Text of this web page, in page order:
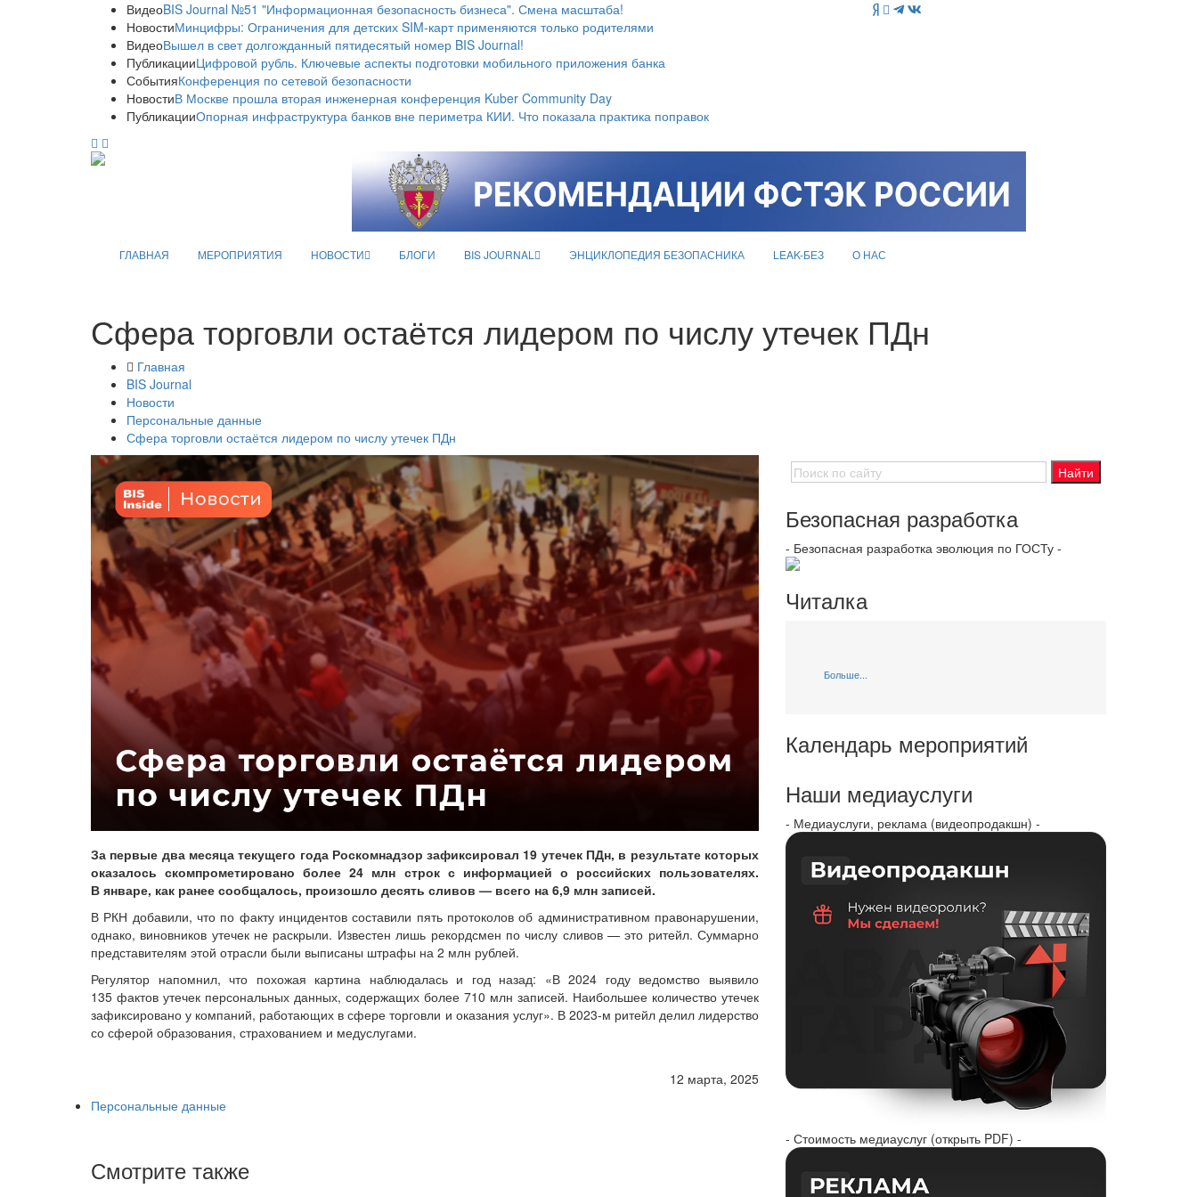
ВидеоBIS Journal №51 "Информационная безопасность бизнеса". Смена масштаба!
НовостиМинцифры: Ограничения для детских SIM-карт применяются только родителями
ВидеоВышел в свет долгожданный пятидесятый номер BIS Journal!
ПубликацииЦифровой рубль. Ключевые аспекты подготовки мобильного приложения банка
СобытияКонференция по сетевой безопасности
НовостиВ Москве прошла вторая инженерная конференция Kuber Community Day
ПубликацииОпорная инфраструктура банков вне периметра КИИ. Что показала практика поправок
ГЛАВНАЯ МЕРОПРИЯТИЯ НОВОСТИ БЛОГИ BIS JOURNAL ЭНЦИКЛОПЕДИЯ БЕЗОПАСНИКА LEAK-БЕЗ О НАС
Сфера торговли остаётся лидером по числу утечек ПДн
Главная
BIS Journal
Новости
Персональные данные
Сфера торговли остаётся лидером по числу утечек ПДн
За первые два месяца текущего года Роскомнадзор зафиксировал 19 утечек ПДн, в результате которых
оказалось скомпрометировано более 24 млн строк с информацией о российских пользователях.
В январе, как ранее сообщалось, произошло десять сливов — всего на 6,9 млн записей.
В РКН добавили, что по факту инцидентов составили пять протоколов об административном правонарушении,
однако, виновников утечек не раскрыли. Известен лишь рекордсмен по числу сливов — это ритейл. Суммарно
представителям этой отрасли были выписаны штрафы на 2 млн рублей.
Регулятор напомнил, что похожая картина наблюдалась и год назад: «В 2024 году ведомство выявило
135 фактов утечек персональных данных, содержащих более 710 млн записей. Наибольшее количество утечек
зафиксировано у компаний, работающих в сфере торговли и оказания услуг». В 2023-м ритейл делил лидерство
со сферой образования, страхованием и медуслугами.
12 марта, 2025
Персональные данные
Смотрите также
Безопасная разработка
- Безопасная разработка эволюция по ГОСТу -
Читалка
Больше...
Календарь мероприятий
Наши медиауслуги
- Медиауслуги, реклама (видеопродакшн) -
- Стоимость медиауслуг (открыть PDF) -